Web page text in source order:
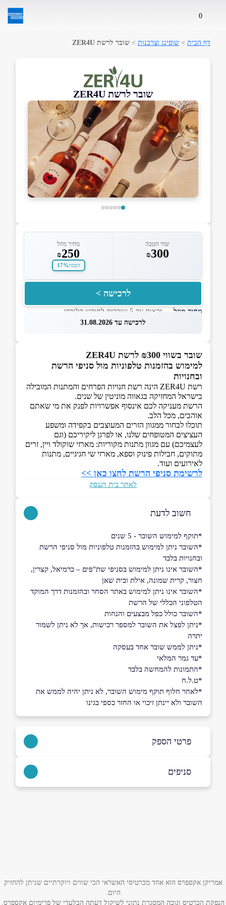
0
דף הבית > שופינג וצרכנות > שובר לרשת ZER4U
שובר לרשת ZER4U
שווי הטבה
₪300
מחיר מוזל
₪250
חסכת17%
לרכישה >
מחיר מוזל— זכאות עד 5 שוברים לחודש קלנדרי
לרכישה עד 31.08.2026
שובר בשווי ₪300 לרשת ZER4U
למימוש בהזמנות טלפוניות מול סניפי הרשת
ובחנויות
רשת ZER4U הינה רשת חנויות הפרחים והמתנות המובילה
בישראל המחזיקה בגאווה מוניטין של שנים.
הרשת מעניקה לכם אינסוף אפשרויות לפנק את מי שאתם
אוהבים, מכל הלב.
תוכלו לבחור ממגוון הזרים המעוצבים בקפידה ומשפע
העציצים המטופחים שלנו, או לפרגן ליקיריכם (וגם
לעצמיכם) עם מגוון מתנות מקוריות: מארזי שוקולד ויין, זרים
מתוקים, חבילות פינוק וספא, מארזי שי חגיגיים, מתנות
לאירועים ועוד.
לרשימת סניפי הרשת לחצו כאן >>
לאתר בית העסק
חשוב לדעת
*תוקף למימוש השובר - 5 שנים
*השובר ניתן למימוש בהזמנות טלפוניות מול סניפי הרשת
ובחנויות בלבד
*השובר אינו ניתן למימוש בסניפי שת"פים – כרמיאל, קצרין,
חצור, קרית שמונה, אילת ובית שאן
*השובר אינו ניתן למימוש באתר הסחר ובהזמנות דרך המוקד
הטלפוני הכללי של הרשת
*השובר כולל כפל מבצעים והנחות
*ניתן לפצל את השובר למספר רכישות, אך לא ניתן לשמור
יתרה
*ניתן לממש שובר אחד בעסקה
*עד גמר המלאי
*התמונות להמחשה בלבד
*ט.ל.ח
*לאחר חלוף תוקף מימוש השובר, לא ניתן יהיה לממש את
השובר ולא יינתן זיכוי או החזר כספי בגינו
פרטי הספק
באתר בפייסבוק באינסטגרם ביוטיוב
אימייל*
סניפים
גולדה מאיר 1
אמריקן אקספרס הוא אחד מכרטיסי האשראי הכי שווים ויוקרתיים שניתן להחזיק
היום.
הנפקת הכרטיס וגובה המסגרת נתוני לשיקול דעתה הבלעדי של פרימיום אקספרס.